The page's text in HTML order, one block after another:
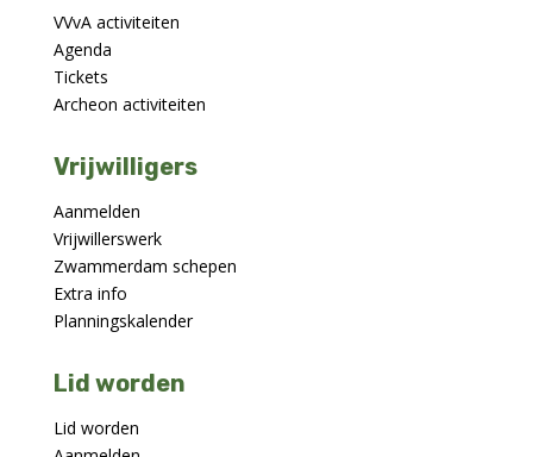
VVvA activiteiten
Agenda
Tickets
Archeon activiteiten
Vrijwilligers
Aanmelden
Vrijwillerswerk
Zwammerdam schepen
Extra info
Planningskalender
Lid worden
Lid worden